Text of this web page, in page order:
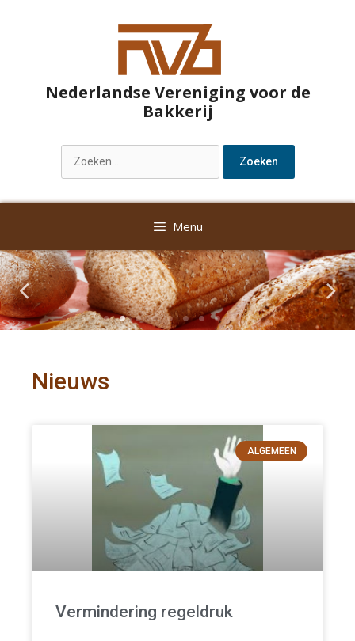
Nederlandse Vereniging voor de
Bakkerij
Menu
Nieuws
ALGEMEEN
Vermindering regeldruk